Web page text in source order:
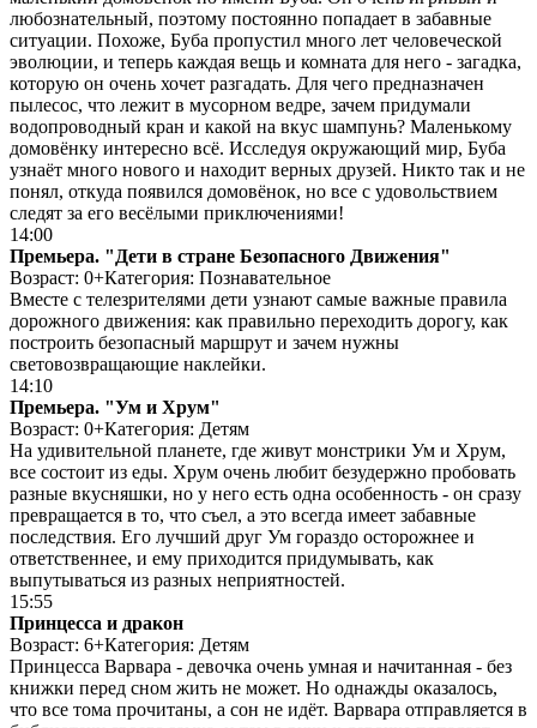
любознательный, поэтому постоянно попадает в забавные
ситуации. Похоже, Буба пропустил много лет человеческой
эволюции, и теперь каждая вещь и комната для него - загадка,
которую он очень хочет разгадать. Для чего предназначен
пылесос, что лежит в мусорном ведре, зачем придумали
водопроводный кран и какой на вкус шампунь? Маленькому
домовёнку интересно всё. Исследуя окружающий мир, Буба
узнаёт много нового и находит верных друзей. Никто так и не
понял, откуда появился домовёнок, но все с удовольствием
следят за его весёлыми приключениями!
14:00
Премьера. "Дети в стране Безопасного Движения"
Возраст: 0+Категория: Познавательное
Вместе с телезрителями дети узнают самые важные правила
дорожного движения: как правильно переходить дорогу, как
построить безопасный маршрут и зачем нужны
световозвращающие наклейки.
14:10
Премьера. "Ум и Хрум"
Возраст: 0+Категория: Детям
На удивительной планете, где живут монстрики Ум и Хрум,
все состоит из еды. Хрум очень любит безудержно пробовать
разные вкусняшки, но у него есть одна особенность - он сразу
превращается в то, что съел, а это всегда имеет забавные
последствия. Его лучший друг Ум гораздо осторожнее и
ответственнее, и ему приходится придумывать, как
выпутываться из разных неприятностей.
15:55
Принцесса и дракон
Возраст: 6+Категория: Детям
Принцесса Варвара - девочка очень умная и начитанная - без
книжки перед сном жить не может. Но однажды оказалось,
что все тома прочитаны, а сон не идёт. Варвара отправляется в